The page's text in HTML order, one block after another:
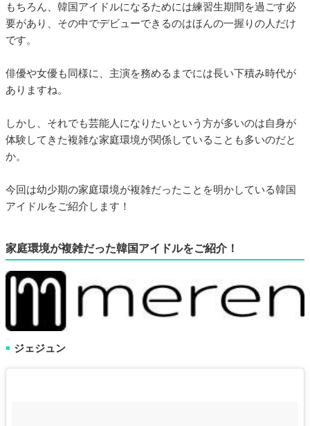
もちろん、韓国アイドルになるためには練習生期間を過ごす必
要があり、その中でデビューできるのはほんの一握りの人だけ
です。
俳優や女優も同様に、主演を務めるまでには長い下積み時代が
ありますね。
しかし、それでも芸能人になりたいという方が多いのは自身が
体験してきた複雑な家庭環境が関係していることも多いのだと
か。
今回は幼少期の家庭環境が複雑だったことを明かしている韓国
アイドルをご紹介します！
家庭環境が複雑だった韓国アイドルをご紹介！
■ ジェジュン